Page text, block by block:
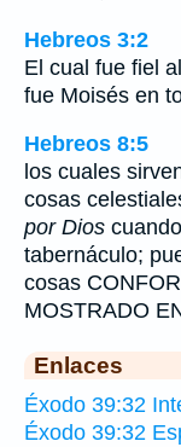
Hebreos 3:2
El cual fue fiel
fue Moisés en
Hebreos 8:5
los cuales
cosas
por Dios
tabernáculo;
cosas
MOSTRADO
Enlaces
Éxodo 39:32
Éxodo 39:32